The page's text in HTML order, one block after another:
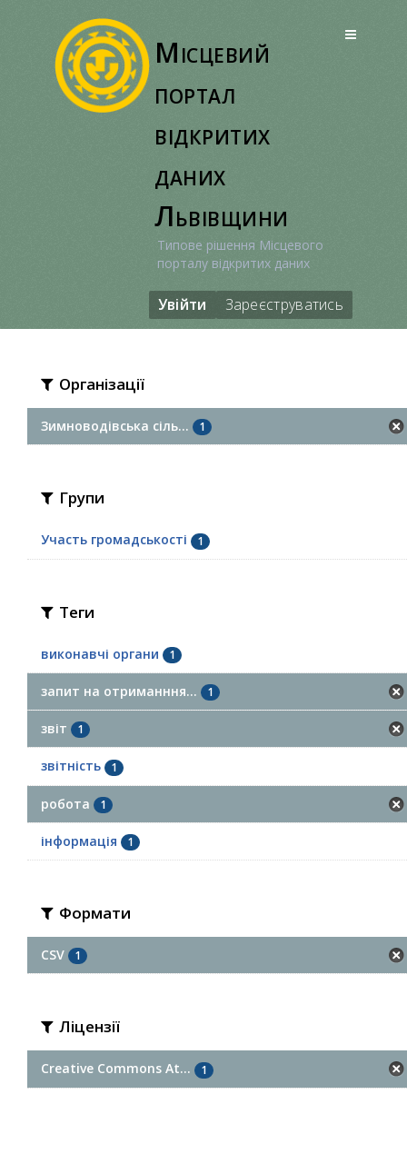
Місцевий
портал
відкритих
даних
Львівщини
Типове рішення Місцевого
порталу відкритих даних
Увійти Зареєструватись
Організації
Зимноводівська сіль... 1
Групи
Участь громадськості 1
Теги
виконавчі органи 1
запит на отриманння... 1
звіт 1
звітність 1
робота 1
інформація 1
Формати
CSV 1
Ліцензії
Creative Commons At... 1